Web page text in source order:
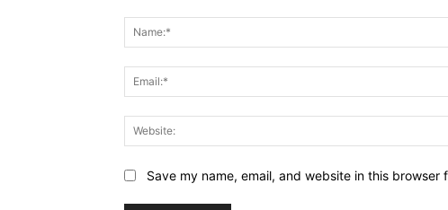
Save my name, email, and website in this browser